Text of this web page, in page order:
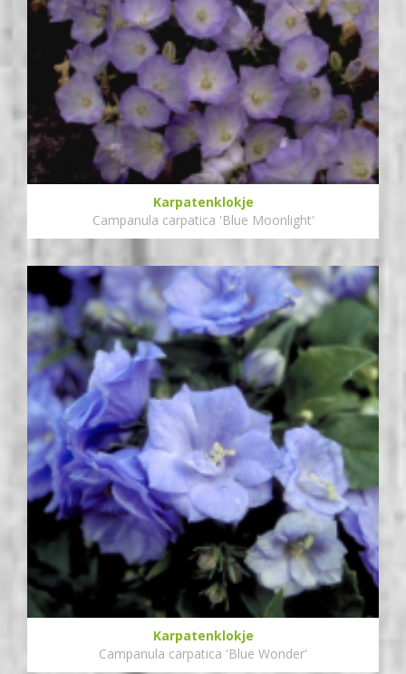
Karpatenklokje
Campanula carpatica 'Blue Moonlight'
Karpatenklokje
Campanula carpatica 'Blue Wonder'